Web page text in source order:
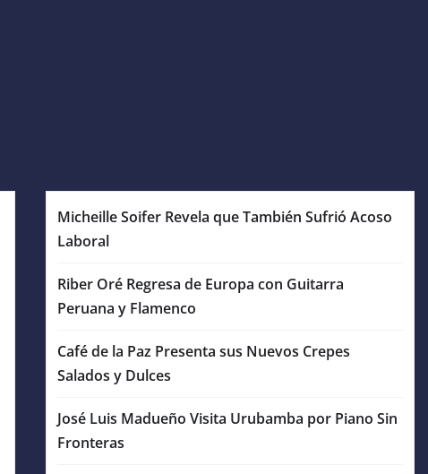
Micheille Soifer Revela que También Sufrió Acoso
Laboral
Riber Oré Regresa de Europa con Guitarra
Peruana y Flamenco
Café de la Paz Presenta sus Nuevos Crepes
Salados y Dulces
José Luis Madueño Visita Urubamba por Piano Sin
Fronteras